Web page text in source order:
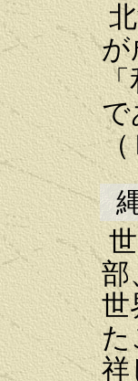
が
「
で
（
部
世
祥